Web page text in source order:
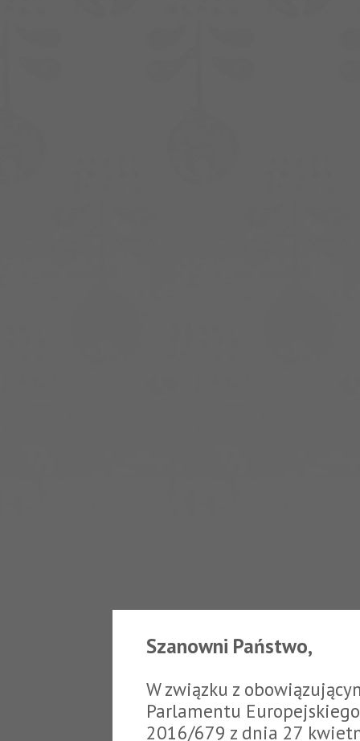
Szanowni Państwo,
W związku z
Parlamentu
2016/679 z dnia 27